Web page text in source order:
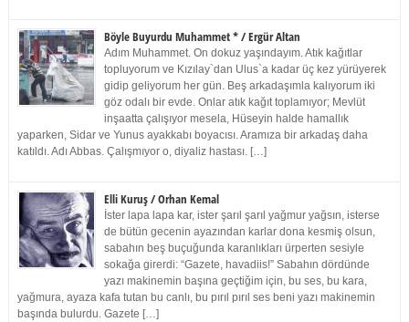
Böyle Buyurdu Muhammet * / Ergür Altan
Adım Muhammet. On dokuz yaşındayım. Atık kağıtlar
topluyorum ve Kızılay`dan Ulus`a kadar üç kez yürüyerek
gidip geliyorum her gün. Beş arkadaşımla kalıyorum iki
göz odalı bir evde. Onlar atık kağıt toplamıyor; Mevlüt
inşaatta çalışıyor mesela, Hüseyin halde hamallık
yaparken, Sidar ve Yunus ayakkabı boyacısı. Aramıza bir arkadaş daha
katıldı. Adı Abbas. Çalışmıyor o, diyaliz hastası. […]
Elli Kuruş / Orhan Kemal
İster lapa lapa kar, ister şarıl şarıl yağmur yağsın, isterse
de bütün gecenin ayazından karlar dona kesmiş olsun,
sabahın beş buçuğunda karanlıkları ürperten sesiyle
sokağa girerdi: “Gazete, havadiis!” Sabahın dördünde
yazı makinemin başına geçtiğim için, bu ses, bu kara,
yağmura, ayaza kafa tutan bu canlı, bu pırıl pırıl ses beni yazı makinemin
başında bulurdu. Gazete […]